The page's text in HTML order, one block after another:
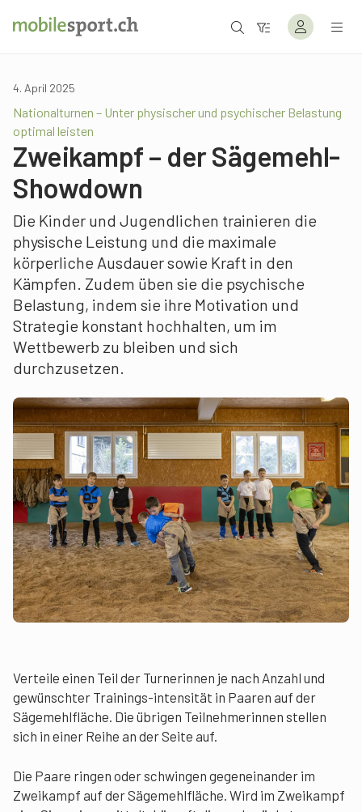
4. April 2025
Nationalturnen – Unter physischer und psychischer Belastung
optimal leisten
Zweikampf – der Sägemehl-
Showdown
Die Kinder und Jugendlichen trainieren die
physische Leistung und die maximale
körperliche Ausdauer sowie Kraft in den
Kämpfen. Zudem üben sie die psychische
Belastung, indem sie ihre Motivation und
Strategie konstant hochhalten, um im
Wettbewerb zu bleiben und sich
durchzusetzen.
Verteile einen Teil der Turnerinnen je nach Anzahl und
gewünschter Trainings-intensität in Paaren auf der
Sägemehlfläche. Die übrigen Teilnehmerinnen stellen
sich in einer Reihe an der Seite auf.
Die Paare ringen oder schwingen gegeneinander im
Zweikampf auf der Sägemehlfläche. Wird im Zweikampf